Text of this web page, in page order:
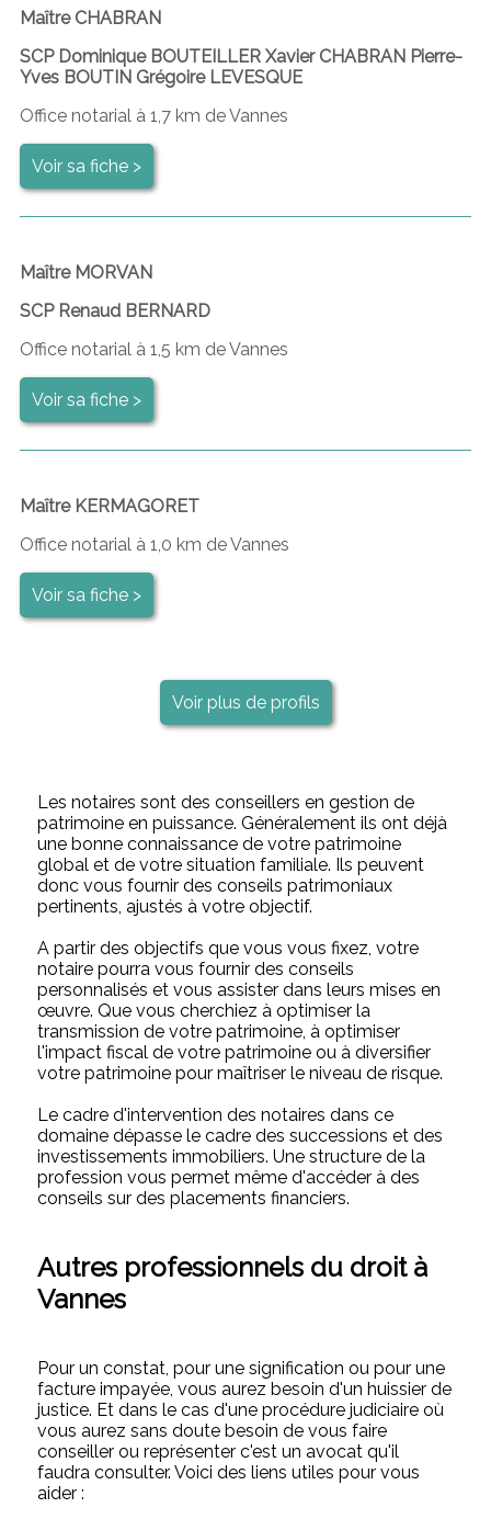
Maître CHABRAN
SCP Dominique BOUTEILLER Xavier CHABRAN Pierre-
Yves BOUTIN Grégoire LEVESQUE
Office notarial à 1,7 km de Vannes
Voir sa fiche >
Maître MORVAN
SCP Renaud BERNARD
Office notarial à 1,5 km de Vannes
Voir sa fiche >
Maître KERMAGORET
Office notarial à 1,0 km de Vannes
Voir sa fiche >
Voir plus de profils
Les notaires sont des conseillers en gestion de
patrimoine en puissance. Généralement ils ont déjà
une bonne connaissance de votre patrimoine
global et de votre situation familiale. Ils peuvent
donc vous fournir des conseils patrimoniaux
pertinents, ajustés à votre objectif.
A partir des objectifs que vous vous fixez, votre
notaire pourra vous fournir des conseils
personnalisés et vous assister dans leurs mises en
œuvre. Que vous cherchiez à optimiser la
transmission de votre patrimoine, à optimiser
l'impact fiscal de votre patrimoine ou à diversifier
votre patrimoine pour maîtriser le niveau de risque.
Le cadre d'intervention des notaires dans ce
domaine dépasse le cadre des successions et des
investissements immobiliers. Une structure de la
profession vous permet même d'accéder à des
conseils sur des placements financiers.
Autres professionnels du droit à
Vannes
Pour un constat, pour une signification ou pour une
facture impayée, vous aurez besoin d'un huissier de
justice. Et dans le cas d'une procédure judiciaire où
vous aurez sans doute besoin de vous faire
conseiller ou représenter c'est un avocat qu'il
faudra consulter. Voici des liens utiles pour vous
aider :